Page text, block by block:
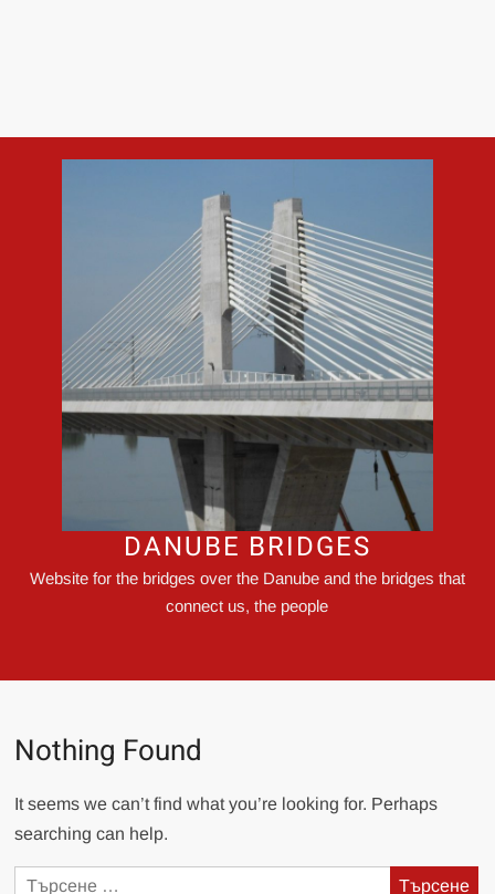
DANUBE BRIDGES
Website for the bridges over the Danube and the bridges that
connect us, the people
Nothing Found
It seems we can’t find what you’re looking for. Perhaps
searching can help.
Търсене